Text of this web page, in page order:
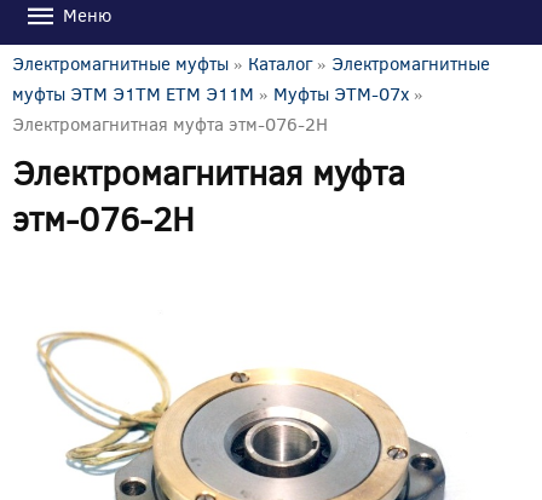
Меню
Электромагнитные муфты » Каталог» Электромагнитные
муфты ЭТМ Э1ТМ ETM Э11М » Муфты ЭТМ-07x »
Электромагнитная муфта этм-076-2Н
Электромагнитная муфта
этм-076-2Н